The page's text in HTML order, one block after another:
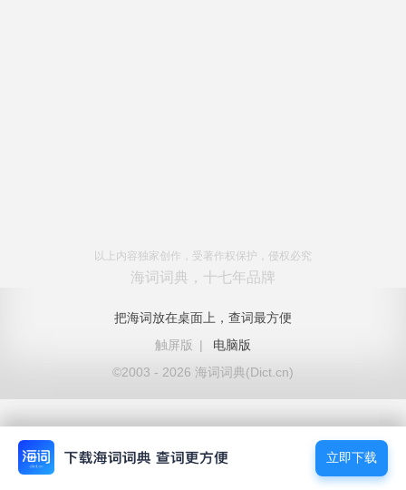
以上内容独家创作，受著作权保护，侵权必究
海词词典，十七年品牌
把海词放在桌面上，查词最方便
触屏版
|
电脑版
©2003 - 2026 海词词典(Dict.cn)
立即下载
立即下载